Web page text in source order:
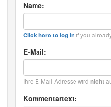
Name:
Click here to log inif you
E-Mail:
Ihre E-Mail-Adresse wird nicht
Kommentartext: